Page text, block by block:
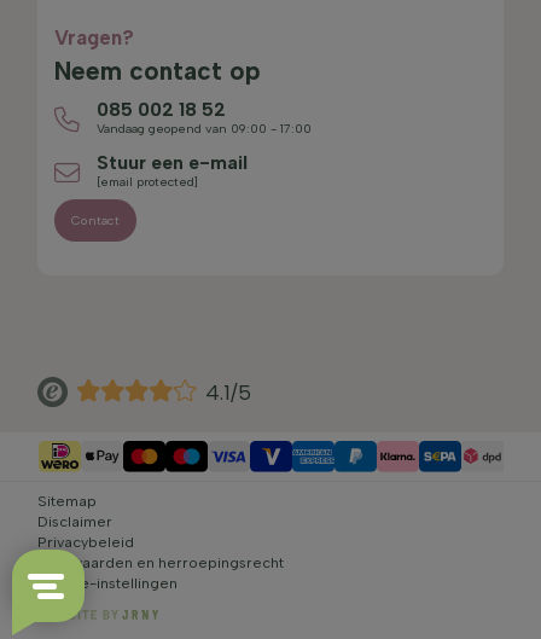
Vragen?
Neem contact op
085 002 18 52
Vandaag geopend van 09:00 - 17:00
Stuur een e-mail
[email protected]
Contact
4.1/5
Sitemap
Disclaimer
Privacybeleid
Voorwaarden en herroepingsrecht
Cookie-instellingen